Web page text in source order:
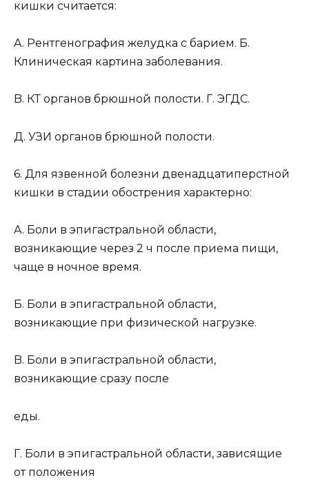
кишки считается:
A. Рентгенография желудка с барием. Б.
Клиническая картина заболевания.
B. КТ органов брюшной полости. Г. ЭГДС.
Д. УЗИ органов брюшной полости.
6. Для язвенной болезни двенадцатиперстной
кишки в стадии обострения характерно:
A. Боли в эпигастральной области,
возникающие через 2 ч после приема пищи,
чаще в ночное время.
Б. Боли в эпигастральной области,
возникающие при физической нагрузке.
B. Боли в эпигастральной области,
возникающие сразу после
еды.
Г. Боли в эпигастральной области, зависящие
от положения